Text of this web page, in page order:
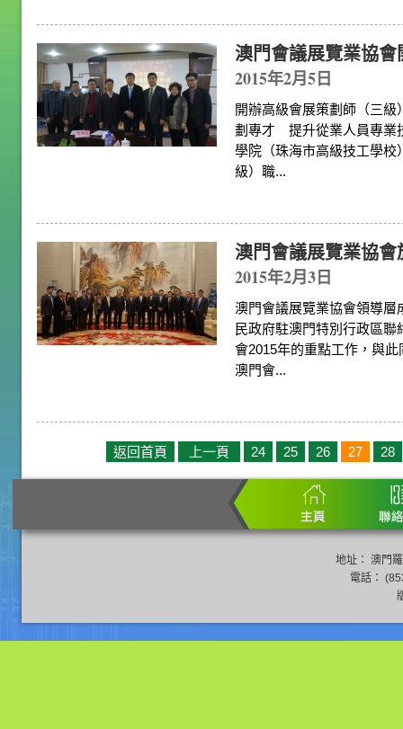
澳門會議展覽業協
2015年2月5日
開辦高級會展策劃師（三
劃專才 提升從業人員專業
學院（珠海市高級技工學校
級）職...
澳門會議展覽業協
2015年2月3日
澳門會議展覽業協會領導層
民政府駐澳門特別行政區
會2015年的重點工作，與
澳門會...
返回首頁 上一頁 24 25 26 27 28
地址： 澳門
電話：